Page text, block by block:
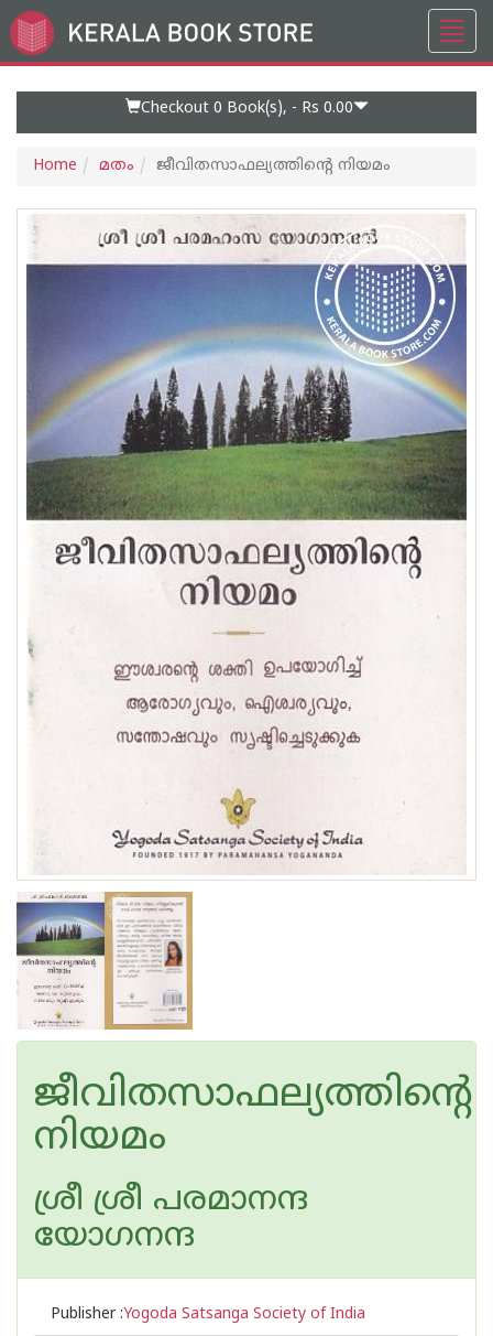
Go
to
Checkout 0 Book(s), - Rs 0.00
Home മതം ജീവിതസാഫല്യത്തിന്റെ നിയമം
ജീവിതസാഫല്യത്തിന്റെ
നിയമം
ശ്രീ ശ്രീ പരമാനന്ദ
യോഗനന്ദ
Publisher :Yogoda Satsanga Society of India